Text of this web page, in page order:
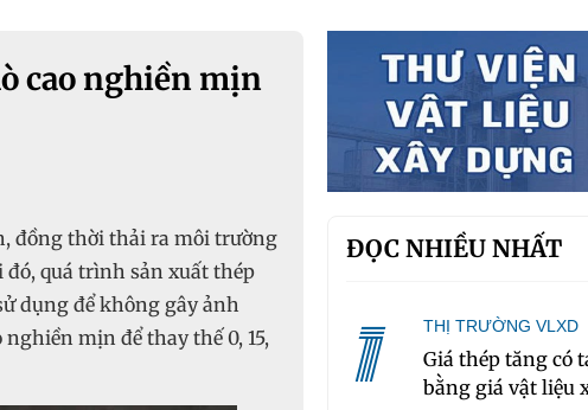
cao nghiền mịn
đồng thời thải ra môi trường
quá trình sản xuất thép
dụng để không gây ảnh
mịn để thay thế 0, 15,
ĐỌC NHIỀU NHẤT
1 THỊ TRƯỜNG VLXD
Giá thép tăng có
bằng giá vật liệu